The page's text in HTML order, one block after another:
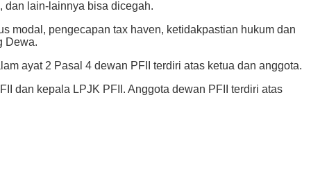
dan lain-lainnya bisa dicegah.
modal, pengecapan tax haven, ketidakpastian hukum dan
Dewa.
ayat 2 Pasal 4 dewan PFII terdiri atas ketua dan anggota.
dan kepala LPJK PFII. Anggota dewan PFII terdiri atas